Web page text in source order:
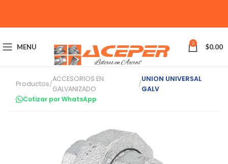
MENU 0 $0.00
Productos/
ACCESORIOS EN
GALVANIZADO
/
UNION UNIVERSAL
GALV
Cotizar por WhatsApp